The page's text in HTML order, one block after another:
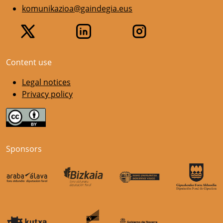
komunikazioa@gaindegia.eus
Content use
Legal notices
Privacy policy
Sponsors